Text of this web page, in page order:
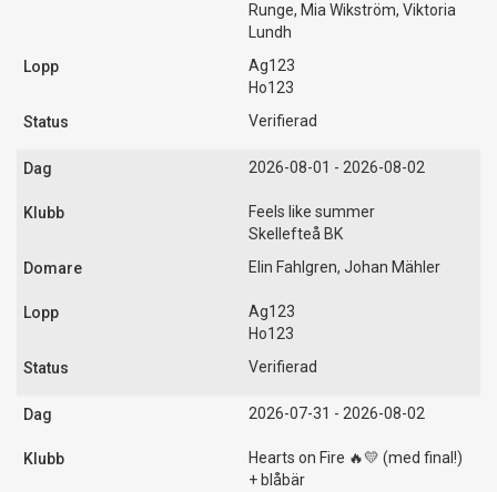
Runge, Mia Wikström, Viktoria
Lundh
Ag123
Ho123
Verifierad
2026-08-01 - 2026-08-02
Feels like summer
Skellefteå BK
Elin Fahlgren, Johan Mähler
Ag123
Ho123
Verifierad
2026-07-31 - 2026-08-02
Hearts on Fire 🔥💛 (med final!)
+ blåbär